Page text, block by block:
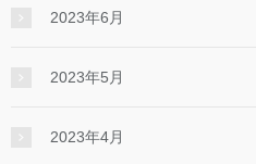
2023年6月
2023年5月
2023年4月